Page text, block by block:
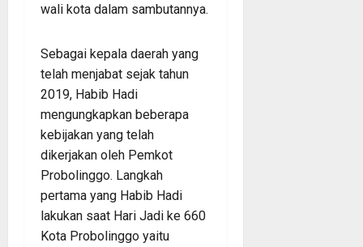
wali kota dalam sambutannya.
Sebagai kepala daerah yang
telah menjabat sejak tahun
2019, Habib Hadi
mengungkapkan beberapa
kebijakan yang telah
dikerjakan oleh Pemkot
Probolinggo. Langkah
pertama yang Habib Hadi
lakukan saat Hari Jadi ke 660
Kota Probolinggo yaitu